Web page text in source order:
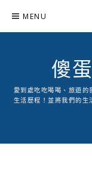
content
MENU
傻
愛到處吃吃喝喝、旅遊的
生活歷程！並將我們的生